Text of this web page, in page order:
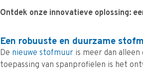
Ontdek onze innovatieve oplossing:
Een robuuste en duurzame
De nieuwe stofmuur is meer dan
toepassing van spanprofielen is het